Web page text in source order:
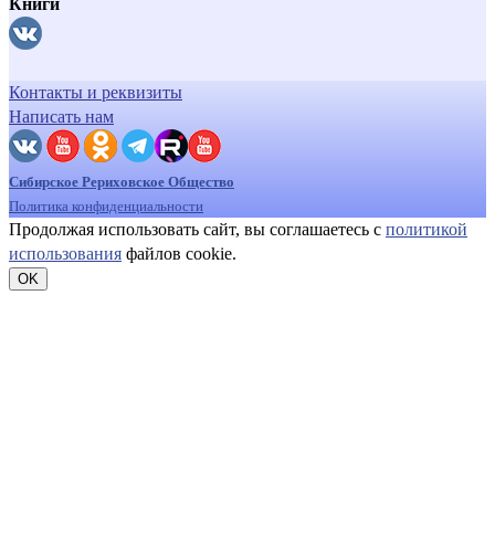
Книги
Контакты и реквизиты
Написать нам
Сибирское Рериховское Общество
Политика конфиденциальности
Продолжая использовать сайт, вы соглашаетесь с политикой
использования файлов cookie.
OK